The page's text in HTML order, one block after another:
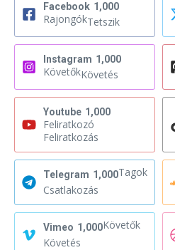
Facebook 1,000
RajongókTetszik
Instagram 1,000
KövetőkKövetés
Youtube 1,000
Feliratkozó
Feliratkozás
Telegram 1,000Tagok
Csatlakozás
Vimeo 1,000Követők
Követés